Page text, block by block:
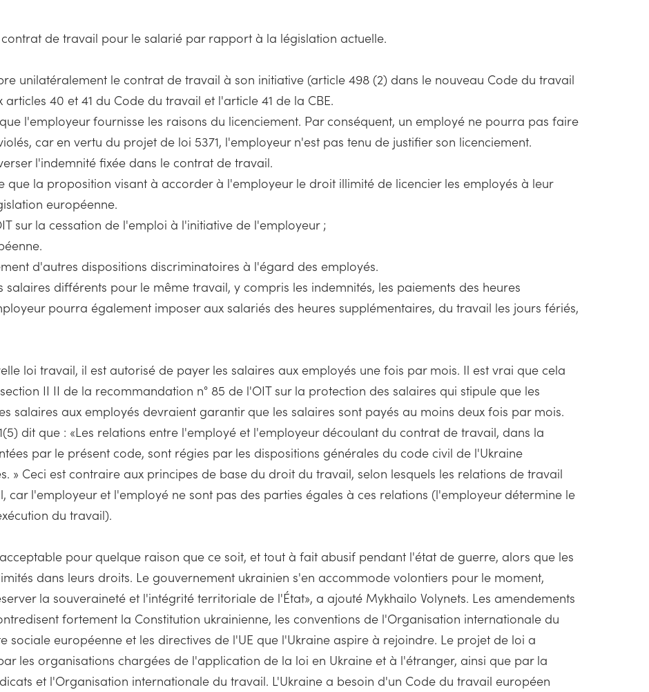
de travail pour le salarié par rapport à la législation actuelle.
unilatéralement le contrat de travail à son initiative (article 498 (2) dans le nouveau Code du travail
40 et 41 du Code du travail et l'article 41 de la CBE.
l'employeur fournisse les raisons du licenciement. Par conséquent, un employé ne pourra pas faire
car en vertu du projet de loi 5371, l'employeur n'est pas tenu de justifier son licenciement.
l'indemnité fixée dans le contrat de travail.
que la proposition visant à accorder à l'employeur le droit illimité de licencier les employés à leur
européenne.
sur la cessation de l'emploi à l'initiative de l'employeur ;
d'autres dispositions discriminatoires à l'égard des employés.
différents pour le même travail, y compris les indemnités, les paiements des heures
pourra également imposer aux salariés des heures supplémentaires, du travail les jours fériés,
loi travail, il est autorisé de payer les salaires aux employés une fois par mois. Il est vrai que cela
II II de la recommandation n° 85 de l'OIT sur la protection des salaires qui stipule que les
salaires aux employés devraient garantir que les salaires sont payés au moins deux fois par mois.
dit que : «Les relations entre l'employé et l'employeur découlant du contrat de travail, dans la
par le présent code, sont régies par les dispositions générales du code civil de l'Ukraine
» Ceci est contraire aux principes de base du droit du travail, selon lesquels les relations de travail
car l'employeur et l'employé ne sont pas des parties égales à ces relations (l'employeur détermine le
du travail).
pour quelque raison que ce soit, et tout à fait abusif pendant l'état de guerre, alors que les
dans leurs droits. Le gouvernement ukrainien s'en accommode volontiers pour le moment,
la souveraineté et l'intégrité territoriale de l'État», a ajouté Mykhailo Volynets. Les amendements
fortement la Constitution ukrainienne, les conventions de l'Organisation internationale du
sociale européenne et les directives de l'UE que l'Ukraine aspire à rejoindre. Le projet de loi a
les organisations chargées de l'application de la loi en Ukraine et à l'étranger, ainsi que par la
et l'Organisation internationale du travail. L'Ukraine a besoin d'un Code du travail européen